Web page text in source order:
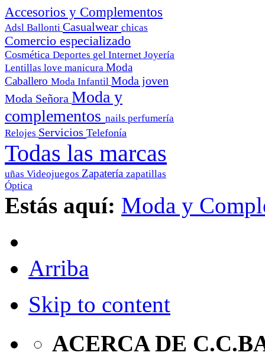
Accesorios y Complementos
Adsl Ballonti Casualwear chicas
Comercio especializado
Cosmética Deportes gel Internet Joyería
Lentillas love manicura Moda
Caballero Moda Infantil Moda joven
Moda Señora Moda y
complementos nails perfumería
Relojes Servicios Telefonía
Todas las marcas
uñas Videojuegos Zapatería zapatillas
Óptica
Estás aquí: Moda y
Arriba
Skip to content
ACERCA DE